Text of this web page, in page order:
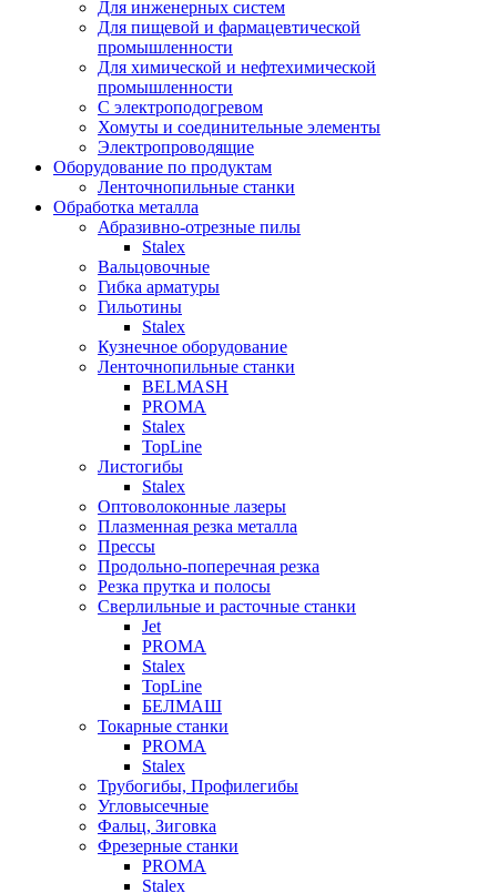
Для инженерных систем
Для пищевой и фармацевтической
промышленности
Для химической и нефтехимической
промышленности
С электроподогревом
Хомуты и соединительные элементы
Электропроводящие
Оборудование по продуктам
Ленточнопильные станки
Обработка металла
Абразивно-отрезные пилы
Stalex
Вальцовочные
Гибка арматуры
Гильотины
Stalex
Кузнечное оборудование
Ленточнопильные станки
BELMASH
PROMA
Stalex
TopLine
Листогибы
Stalex
Оптоволоконные лазеры
Плазменная резка металла
Прессы
Продольно-поперечная резка
Резка прутка и полосы
Сверлильные и расточные станки
Jet
PROMA
Stalex
TopLine
БЕЛМАШ
Токарные станки
PROMA
Stalex
Трубогибы, Профилегибы
Угловысечные
Фальц, Зиговка
Фрезерные станки
PROMA
Stalex